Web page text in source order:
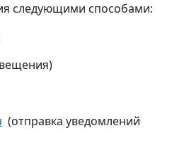
следующими способами:
(отправка уведомлений